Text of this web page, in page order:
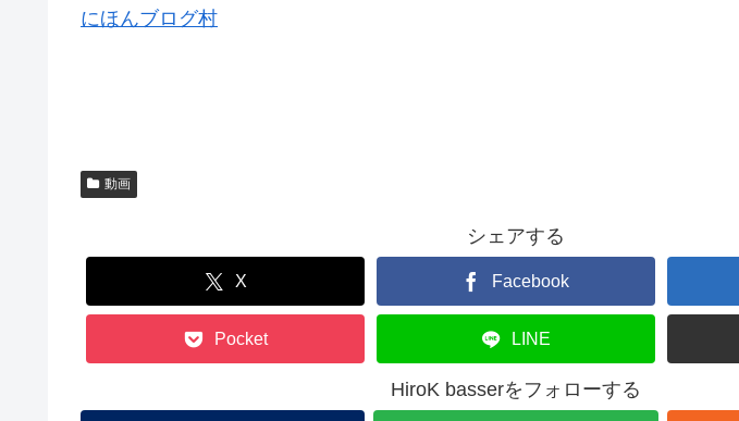
にほんブログ村
動画
シェアする
X Facebook
Pocket LINE
HiroK basserをフォローする